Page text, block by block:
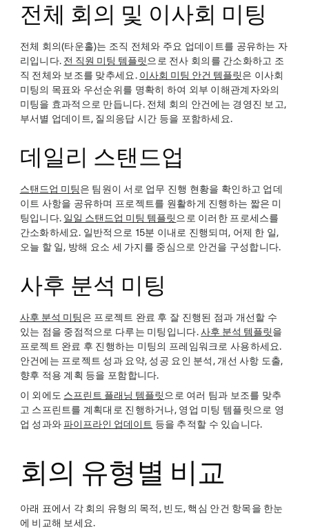
전체 회의 및 이사회 미팅
전체 회의(타운홀)는 조직 전체와 주요 업데이트를 공유하는 자
리입니다. 전 직원 미팅 템플릿 으로 전사 회의를 간소화하고 조
직 전체와 보조를 맞추세요. 이사회 미팅 안건 템플릿은 이사회
미팅의 목표와 우선순위를 명확히 하여 외부 이해관계자와의
미팅을 효과적으로 만듭니다. 전체 회의 안건에는 경영진 보고,
부서별 업데이트, 질의응답 시간 등을 포함하세요.
데일리 스탠드업
스탠드업 미팅은 팀원이 서로 업무 진행 현황을 확인하고 업데
이트 사항을 공유하며 프로젝트를 원활하게 진행하는 짧은 미
팅입니다. 일일 스탠드업 미팅 템플릿 으로 이러한 프로세스를
간소화하세요. 일반적으로 15분 이내로 진행되며, 어제 한 일,
오늘 할 일, 방해 요소 세 가지를 중심으로 안건을 구성합니다.
사후 분석 미팅
사후 분석 미팅은 프로젝트 완료 후 잘 진행된 점과 개선할 수
있는 점을 중점적으로 다루는 미팅입니다.사후 분석 템플릿을
프로젝트 완료 후 진행하는 미팅의 프레임워크로 사용하세요.
안건에는 프로젝트 성과 요약, 성공 요인 분석, 개선 사항 도출,
향후 적용 계획 등을 포함합니다.
이 외에도 스프린트 플래닝 템플릿 으로 여러 팀과 보조를 맞추
고 스프린트를 계획대로 진행하거나, 영업 미팅 템플릿으로 영
업 성과와파이프라인 업데이트 등을 추적할 수 있습니다.
회의 유형별 비교
아래 표에서 각 회의 유형의 목적, 빈도, 핵심 안건 항목을 한눈
에 비교해 보세요.